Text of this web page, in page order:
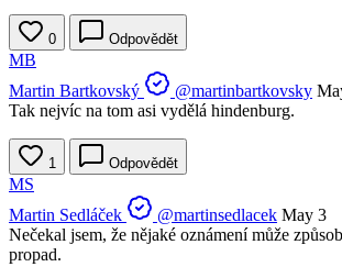
0 Odpovědět
MB
Martin Bartkovský
@martinbartkovsky
Tak nejvíc na tom asi vydělá hindenburg.
1 Odpovědět
MS
Martin Sedláček
@martinsedlacek May 3
Nečekal jsem, že nějaké oznámení může
propad.